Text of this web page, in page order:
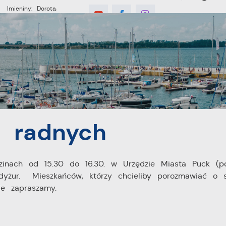
Imieniny: Dorota,
Konrad, Kajetan
MIESZKANIEC TURYSTYKA
radnych
od 15.30 do 16.30. w Urzędzie Miasta Puck
Mieszkańców, którzy chcieliby porozmawiać o